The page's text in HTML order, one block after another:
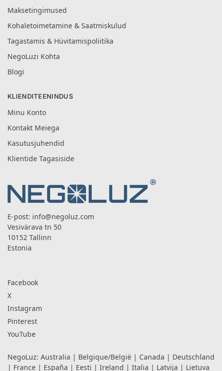
Maksetingimused
Kohaletoimetamine & Saatmiskulud
Tagastamis & Hüvitamispoliitika
NegoLuzi Kohta
Blogi
KLIENDITEENINDUS
Minu Konto
Kontakt Meiega
Kasutusjuhendid
Klientide Tagasiside
E-post: info@negoluz.com
Vesivärava tn 50
10152 Tallinn
Estonia
Facebook
X
Instagram
Pinterest
YouTube
NegoLuz: Australia | Belgique/België | Canada | Deutschland
| France | España | Eesti | Ireland | Italia | Latvija | Lietuva